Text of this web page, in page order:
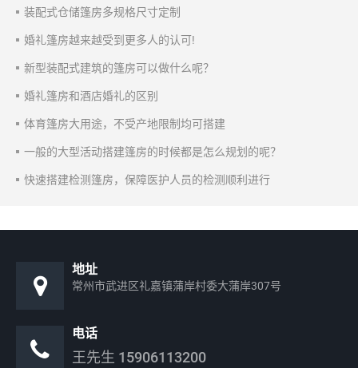
装配式仓储篷房多规格尺寸定制
婚礼篷房越来越受到更多人的认可!
新型装配式建筑的篷房可以做什么呢？
婚礼篷房和酒店婚礼的区别
体育篷房大用途，不受产地限制均可搭建
一般的大型活动搭建篷房的时候都是怎么规划的呢？
快速搭建检测篷房，保障医护人员的检测顺利进行
地址
常州市武进区礼嘉镇蒲岸村委大蒲岸307号
电话
王先生 15906113200